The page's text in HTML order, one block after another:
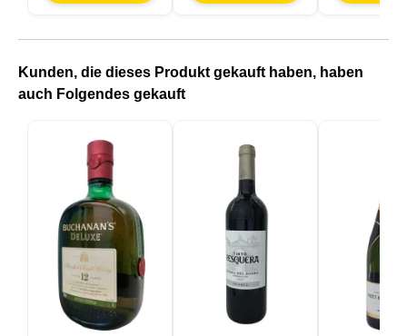
Kunden, die dieses Produkt gekauft haben, haben
auch Folgendes gekauft